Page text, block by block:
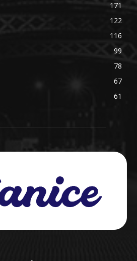
171
122
116
99
78
67
61